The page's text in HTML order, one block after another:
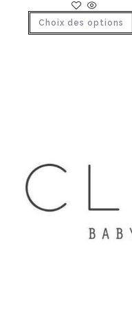
Choix des options